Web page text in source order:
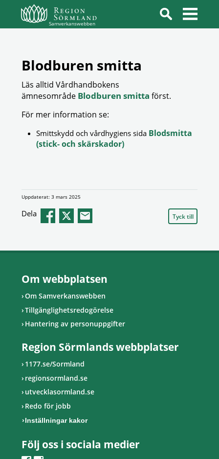
Samverkanswebben
Blodburen smitta
Läs alltid Vårdhandbokens
ämnesområde Blodburen smitta först.
För mer information se:
Smittskydd och vårdhygiens sida Blodsmitta
(stick- och skärskador)
Uppdaterat: 3 mars 2025
Dela Tyck till
Om webbplatsen
Om Samverkanswebben
Tillgänglighetsredogörelse
Hantering av personuppgifter
Region Sörmlands webbplatser
1177.se/Sormland
regionsormland.se
utvecklasormland.se
Redo för jobb
Inställningar kakor
Följ oss i sociala medier